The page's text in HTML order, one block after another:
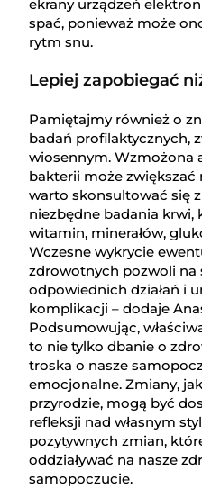
ekrany urządzeń
spać, ponieważ może
rytm snu.
Lepiej zapobiegać
Pamiętajmy również o
badań profilaktycznych,
wiosennym. Wzmożona
bakterii może zwiększać
warto skonsultować się
niezbędne badania
witamin, minerałów,
Wczesne wykrycie
zdrowotnych pozwoli na
odpowiednich działań i
komplikacji – dodaje
Podsumowując,
to nie tylko dbanie o
troska o nasze
emocjonalne. Zmiany,
przyrodzie, mogą być
refleksji nad własnym
pozytywnych zmian,
oddziaływać na nasze
samopoczucie.